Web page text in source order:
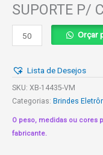
SUPORTE P/
SUPORTE
P/
-
VERMELHO
quantidade
Orçar
Lista de Desejos
SKU: XB-14435-VM
Categorias: Brindes
O peso, medidas ou cores
fabricante.